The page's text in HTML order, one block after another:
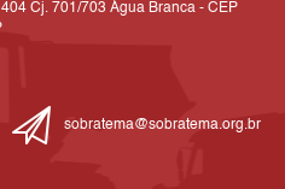
Cj. 701/703 Água Branca - CEP
sobratema@sobratema.org.br